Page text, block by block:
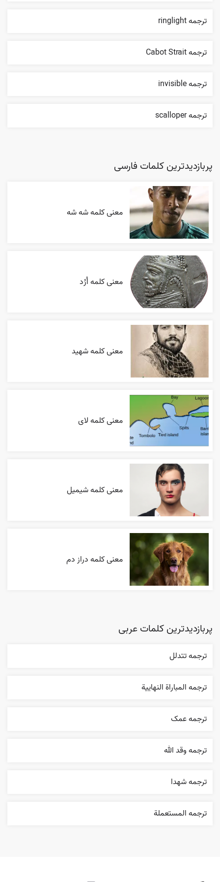
ترجمه ringlight
ترجمه Cabot Strait
ترجمه invisible
ترجمه scalloper
پربازدیدترین کلمات فارسی
معنی کلمه شه شه
معنی کلمه اُرُد
معنی کلمه شهید
معنی کلمه لای
معنی کلمه شیمیل
معنی کلمه دراز دم
پربازدیدترین کلمات عربی
ترجمه تتدلل
ترجمه المباراة النهایية
ترجمه عمک
ترجمه وقد الله
ترجمه شهدا
ترجمه المستعملة